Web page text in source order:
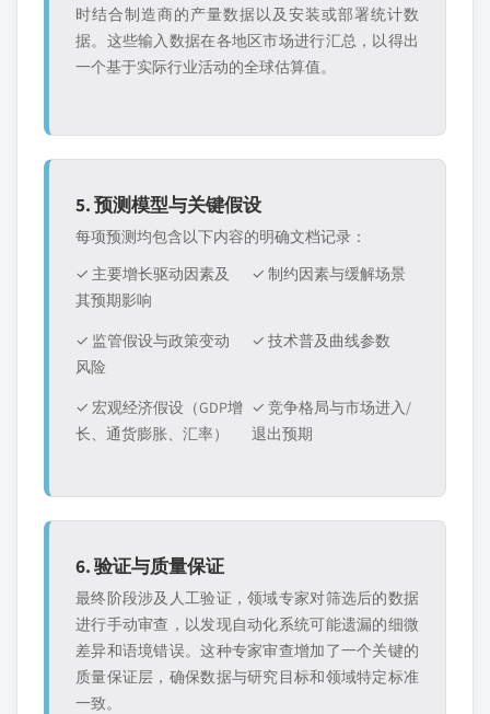
时结合制造商的产量数据以及安装或部署统计数
据。这些输入数据在各地区市场进行汇总，以得出
一个基于实际行业活动的全球估算值。
5. 预测模型与关键假设
每项预测均包含以下内容的明确文档记录：
✓ 主要增长驱动因素及
其预期影响
✓ 制约因素与缓解场景
✓ 监管假设与政策变动
风险
✓ 技术普及曲线参数
✓ 宏观经济假设（GDP增
长、通货膨胀、汇率）
✓ 竞争格局与市场进入/
退出预期
6. 验证与质量保证
最终阶段涉及人工验证，领域专家对筛选后的数据
进行手动审查，以发现自动化系统可能遗漏的细微
差异和语境错误。这种专家审查增加了一个关键的
质量保证层，确保数据与研究目标和领域特定标准
一致。